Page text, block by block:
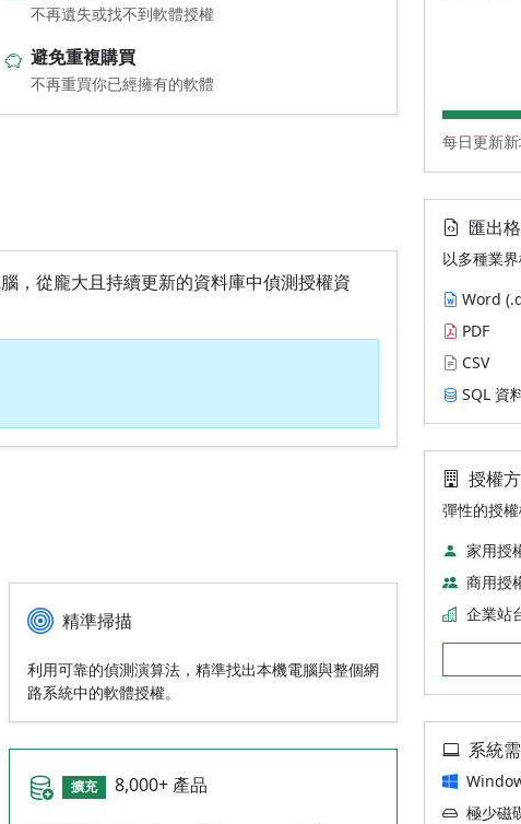
不再遺失或找不到軟體授權
避免重複購買
不再重買你已經擁有的軟體
，從龐大且持續更新的資料庫中偵測授權資
精準掃描
利用可靠的偵測演算法，精準找出本機電腦與整個網
路系統中的軟體授權。
擴充 8,000+ 產品
每日更新
匯出
以多種業
Word
PDF
CSV
SQL 資
授權
彈性的授
家用授
商用授
企業站
系統
極少磁